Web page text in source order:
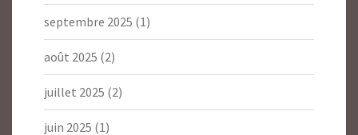
septembre 2025 (1)
août 2025 (2)
juillet 2025 (2)
juin 2025 (1)